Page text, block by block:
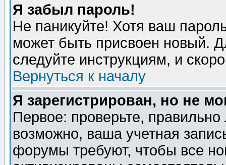
Я забыл пароль!
Не паникуйте! Хотя ваш
может быть присвоен новый.
следуйте инструкциям, и
Вернуться к началу
Я зарегистрирован, но не
Первое: проверьте,
возможно, ваша учетная
форумы требуют, чтобы все